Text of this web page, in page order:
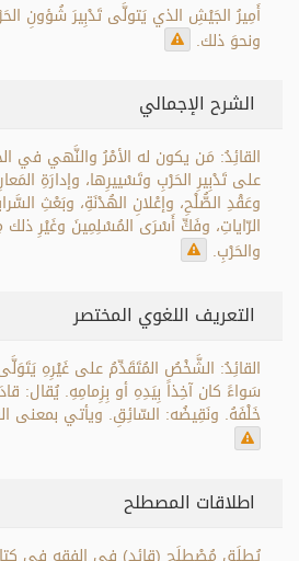
أَمِيرُ الجَيْشِ الذي يَتولَّى تَدْبِيرَ شُؤونِ
ونحوَ ذلك.
الشرح الإجمالي
القائِدُ: مَن يكون له الأمْرُ والنَّهي في
على تَدْبِيرِ الحَرْبِ وتَسْييرِها، وإدارَةِ
وعَقْدِ الصُّلْحِ، وإعْلانِ الهُدْنَةِ، وبَعْثِ
الرّاياتِ، وفَكِّ أَسْرَى المُسْلِمِينَ وغَيْرِ
والحَرْبِ.
التعريف اللغوي المختصر
القائِدُ: الشَّخْصُ المُتَقَدِّمُ على غَيْرِهِ
سَواءً كان آخِذاً بِيَدِهِ أو بِزِمامِهِ. يُقال:
خَلْفَهُ. ونَقِيضُه: السّائِقِ. ويأتي بمعنى
اطلاقات المصطلح